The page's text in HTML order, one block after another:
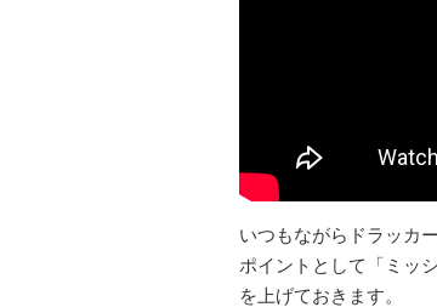
いつもながらドラッカ
ポイントとして「ミッ
を上げておきます。